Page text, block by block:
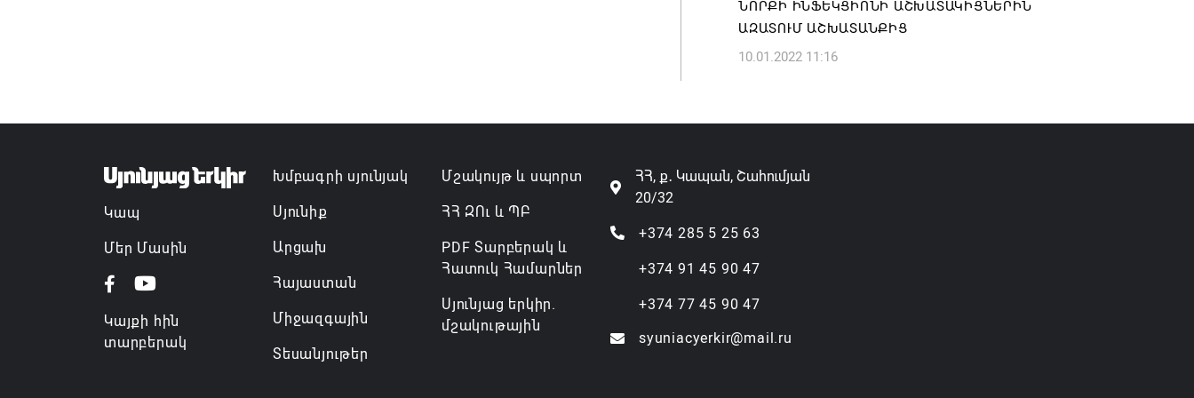
ՆՈՐՔԻ ԻՆՖԵԿՑԻՈՆԻ ԱՇԽԱՏԱԿԻՑՆԵՐԻՆ
ԱԶԱՏՈՒՄ ԱՇԽԱՏԱՆՔԻՑ
10.01.2022 11:16
Կապ
Մեր Մասին
Կայքի հին
տարբերակ
Խմբագրի սյունյակ
Սյունիք
Արցախ
Հայաստան
Միջազգային
Տեսանյութեր
Մշակույթ և սպորտ
ՀՀ ԶՈւ և ՊԲ
PDF Տարբերակ և
Հատուկ Համարներ
Սյունյաց երկիր.
մշակութային
ՀՀ, ք․ Կապան, Շահումյան
20/32
+374 285 5 25 63
+374 91 45 90 47
+374 77 45 90 47
syuniacyerkir@mail.ru